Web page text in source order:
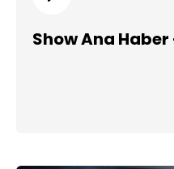
Show Ana